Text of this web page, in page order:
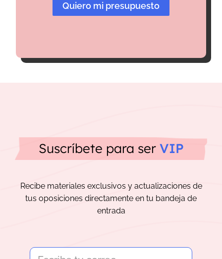
Quiero mi presupuesto
Suscríbete para ser VIP
Recibe materiales exclusivos y actualizaciones de
tus oposiciones directamente en tu bandeja de
entrada